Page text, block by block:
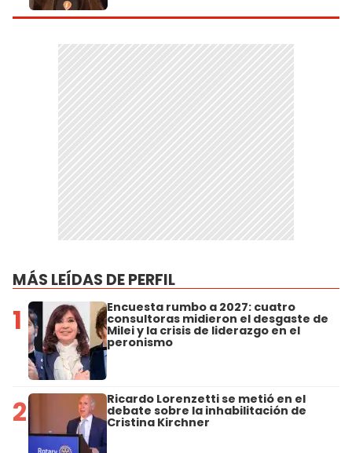
MÁS LEÍDAS DE PERFIL
1 Encuesta rumbo a 2027: cuatro
consultoras midieron el desgaste de
Milei y la crisis de liderazgo en el
peronismo
2 Ricardo Lorenzetti se metió en el
debate sobre la inhabilitación de
Cristina Kirchner